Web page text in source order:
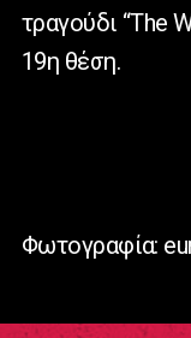
τραγούδι “The
19η θέση.
Φωτογραφία: